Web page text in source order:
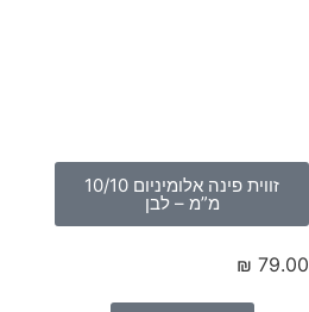
זווית פינה אלומיניום 10/10
מ”מ – לבן
₪